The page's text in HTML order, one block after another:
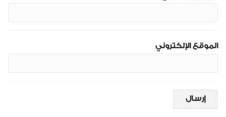
الموقع الإلكتروني